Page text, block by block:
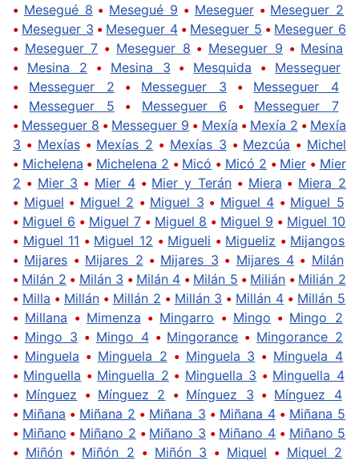
• Mesegué 8 • Mesegué 9 • Meseguer• Meseguer 2
• Meseguer 3 • Meseguer 4• Meseguer 5 • Meseguer 6
• Meseguer 7 • Meseguer 8 • Meseguer 9 • Mesina
• Mesina 2 • Mesina 3 • Mesquida • Messeguer
• Messeguer 2 • Messeguer 3 • Messeguer 4
• Messeguer 5 • Messeguer 6 • Messeguer 7
• Messeguer 8 • Messeguer 9 • Mexía • Mexía 2 • Mexía
3 • Mexías• Mexías 2 • Mexías 3 • Mezcúa • Michel
• Michelena • Michelena 2 • Micó • Micó 2 • Mier • Mier
2 • Mier 3 • Mier 4• Mier y Terán • Miera • Miera 2
• Miguel • Miguel 2 • Miguel 3 • Miguel 4 • Miguel 5
• Miguel 6 • Miguel 7• Miguel 8 • Miguel 9 • Miguel 10
• Miguel 11 • Miguel 12 • Migueli • Migueliz • Mijangos
• Mijares • Mijares 2 • Mijares 3 • Mijares 4• Milán
• Milán 2 • Milán 3 • Milán 4 • Milán 5 • Milián • Milián 2
• Milla • Millán• Millán 2 • Millán 3 • Millán 4 • Millán 5
• Millana • Mimenza • Mingarro • Mingo • Mingo 2
• Mingo 3 • Mingo 4• Mingorance • Mingorance 2
• Minguela • Minguela 2 • Minguela 3 • Minguela 4
• Minguella • Minguella 2 • Minguella 3 • Minguella 4
• Mínguez • Mínguez 2 • Mínguez 3 • Mínguez 4
• Miñana • Miñana 2 • Miñana 3 • Miñana 4• Miñana 5
• Miñano • Miñano 2 • Miñano 3 • Miñano 4 • Miñano 5
• Miñón• Miñón 2 • Miñón 3 • Miquel • Miquel 2